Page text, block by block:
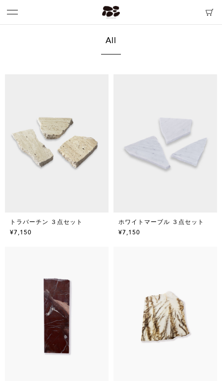
All
トラバーチン ３点セット
¥7,150
ホワイトマーブル ３点セット
¥7,150